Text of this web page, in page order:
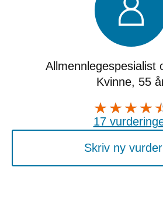
Allmennlegespesialist
Kvinne, 55
17
Skriv ny